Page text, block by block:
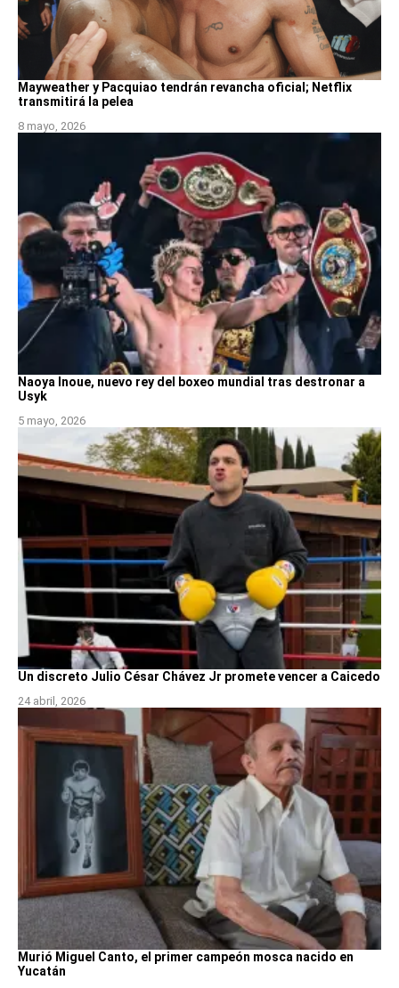
Mayweather y Pacquiao tendrán revancha oficial; Netflix
transmitirá la pelea
8 mayo, 2026
Naoya Inoue, nuevo rey del boxeo mundial tras destronar a
Usyk
5 mayo, 2026
Un discreto Julio César Chávez Jr promete vencer a Caicedo
24 abril, 2026
Murió Miguel Canto, el primer campeón mosca nacido en
Yucatán